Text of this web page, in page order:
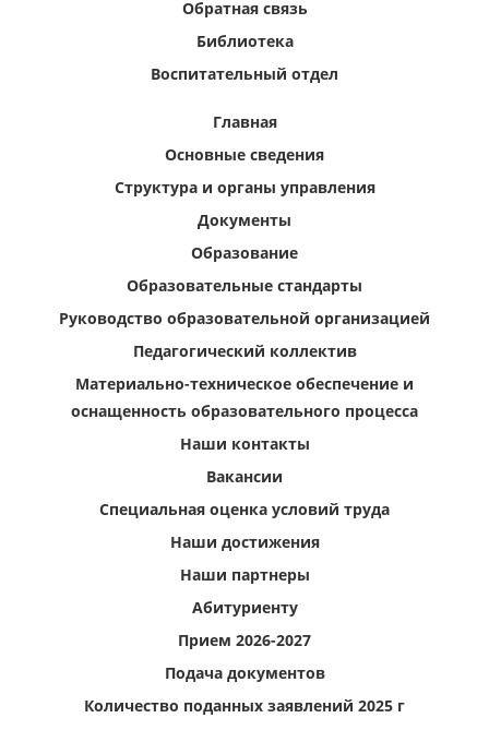
Обратная связь
Библиотека
Воспитательный отдел
Главная
Основные сведения
Структура и органы управления
Документы
Образование
Образовательные стандарты
Руководство образовательной организацией
Педагогический коллектив
Материально-техническое обеспечение и
оснащенность образовательного процесса
Наши контакты
Вакансии
Специальная оценка условий труда
Наши достижения
Наши партнеры
Абитуриенту
Прием 2026-2027
Подача документов
Количество поданных заявлений 2025 г